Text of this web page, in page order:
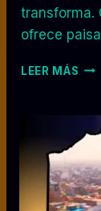
transforma.
ofrece
LEER MÁS T
I
S
O
E
N